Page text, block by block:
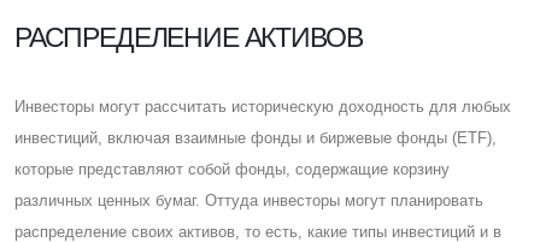
РАСПРЕДЕЛЕНИЕ АКТИВОВ
Инвесторы могут рассчитать историческую доходность для любых
инвестиций, включая взаимные фонды и биржевые фонды (ETF),
которые представляют собой фонды, содержащие корзину
различных ценных бумаг. Оттуда инвесторы могут планировать
распределение своих активов, то есть, какие типы инвестиций и в